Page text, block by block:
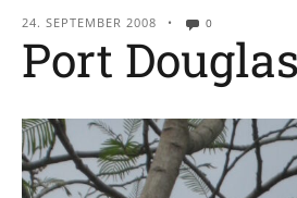
24. SEPTEMBER 2008 • 0
Port